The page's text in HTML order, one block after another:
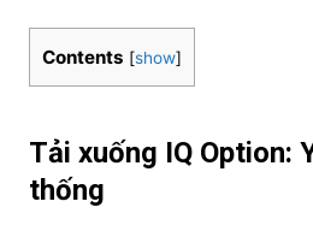
Contents [show]
Tải xuống IQ Option:
thống